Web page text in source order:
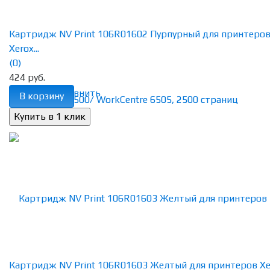
избранное сравнить
Картридж NV Print 106R01602 Пурпурный для принтеров
Xerox...
(0)
424 руб.
В корзину
Картридж NV Print 106R01603 Желтый для принтеров